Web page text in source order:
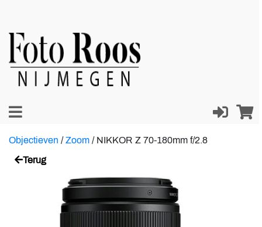
Objectieven / Zoom /NIKKOR Z 70-180mm f/2.8
Terug